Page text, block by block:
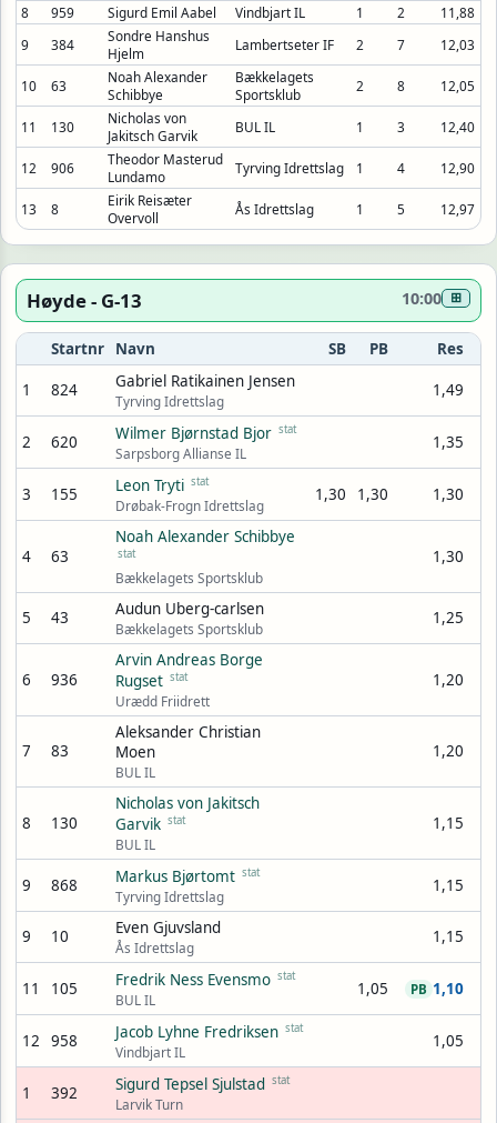
8
959 Sigurd Emil Aabel Vindbjart IL 1 2
11,88
9
384
Sondre Hanshus
Hjelm
Lambertseter IF 2 7 12,03
10 63
Noah Alexander
Schibbye
Bækkelagets
Sportsklub
2 8 12,05
11 130
Nicholas von
Jakitsch Garvik
BUL IL 1 3 12,40
12 906
Theodor Masterud
Lundamo
Tyrving Idrettslag 1 4 12,90
13 8
Eirik Reisæter
Overvoll
Ås Idrettslag 1 5 12,97
Høyde - G-13 10:00 ⊞
Startnr Navn SB PB Res
1 824 Gabriel Ratikainen Jensen
Tyrving Idrettslag
1,49
2 620 Wilmer Bjørnstad Bjor stat
Sarpsborg Allianse IL
1,35
3 155 Leon Tryti stat
Drøbak-Frogn Idrettslag
1,30 1,30 1,30
4 63
Noah Alexander Schibbye
stat
Bækkelagets Sportsklub
1,30
5 43 Audun Uberg-carlsen
Bækkelagets Sportsklub
1,25
6 936
Arvin Andreas Borge
Rugset stat
Urædd Friidrett
1,20
7 83
Aleksander Christian
Moen
BUL IL
1,20
8 130
Nicholas von Jakitsch
Garvik stat
BUL IL
1,15
9 868 Markus Bjørtomt stat
Tyrving Idrettslag
1,15
9 10 Even Gjuvsland
Ås Idrettslag
1,15
11 105 Fredrik Ness Evensmo stat
BUL IL
1,05 1,10
PB
12 958 Jacob Lyhne Fredriksen stat
Vindbjart IL
1,05
1 392 Sigurd Tepsel Sjulstad stat
Larvik Turn